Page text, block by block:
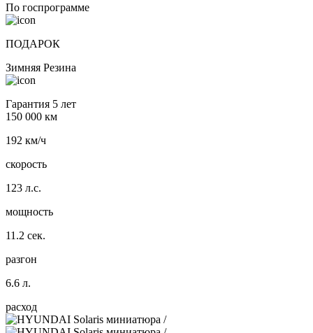
По госпрограмме
ПОДАРОК
Зимняя Резина
Гарантия 5 лет
150 000 км
192 км/ч
скорость
123 л.с.
мощность
11.2 сек.
разгон
6.6 л.
расход